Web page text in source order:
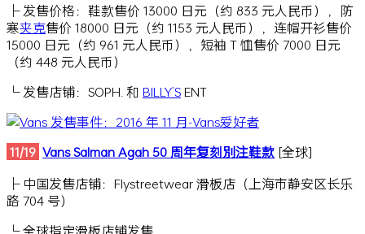
├ 发售价格：鞋款售价 13000 日元（约 833 元人民币），防
寒夹克售价 18000 日元（约 1153 元人民币），连帽开衫售价
15000 日元（约 961 元人民币），短袖 T 恤售价 7000 日元
（约 448 元人民币）
└ 发售店铺：SOPH. 和 BILLY’SENT
11/19 Vans Salman Agah 50 周年复刻別注鞋款 [全球]
├ 中国发售店铺：Flystreetwear 滑板店（上海市静安区长乐
路 704 号）
└ 全球指定滑板店铺发售